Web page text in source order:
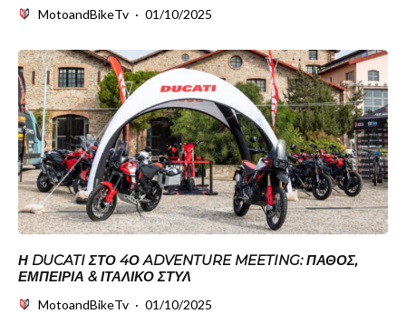
MotoandBikeTv · 01/10/2025
Η DUCATI ΣΤΟ 4Ο ADVENTURE MEETING: ΠΆΘΟΣ,
ΕΜΠΕΙΡΊΑ & ΙΤΑΛΙΚΌ ΣΤΥΛ
MotoandBikeTv · 01/10/2025